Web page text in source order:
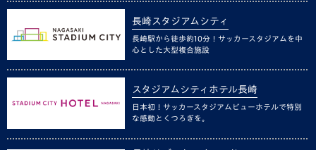
長崎スタジアムシティ
長崎駅から徒歩約10分！サッカースタジアムを中
心とした大型複合施設
スタジアムシティホテル長崎
日本初！サッカースタジアムビューホテルで特別
な感動とくつろぎを。